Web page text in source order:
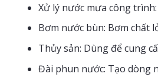
Xử lý nước mưa công
Bơm nước bùn: Bơm chất
Thủy sản: Dùng để cung
Đài phun nước: Tạo dòng